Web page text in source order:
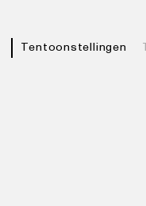
Tentoonstellingen